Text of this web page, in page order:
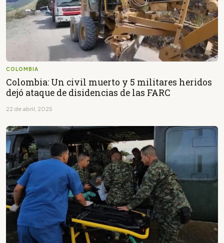
COLOMBIA
Colombia: Un civil muerto y 5 militares heridos
dejó ataque de disidencias de las FARC
22 de abril, 2025